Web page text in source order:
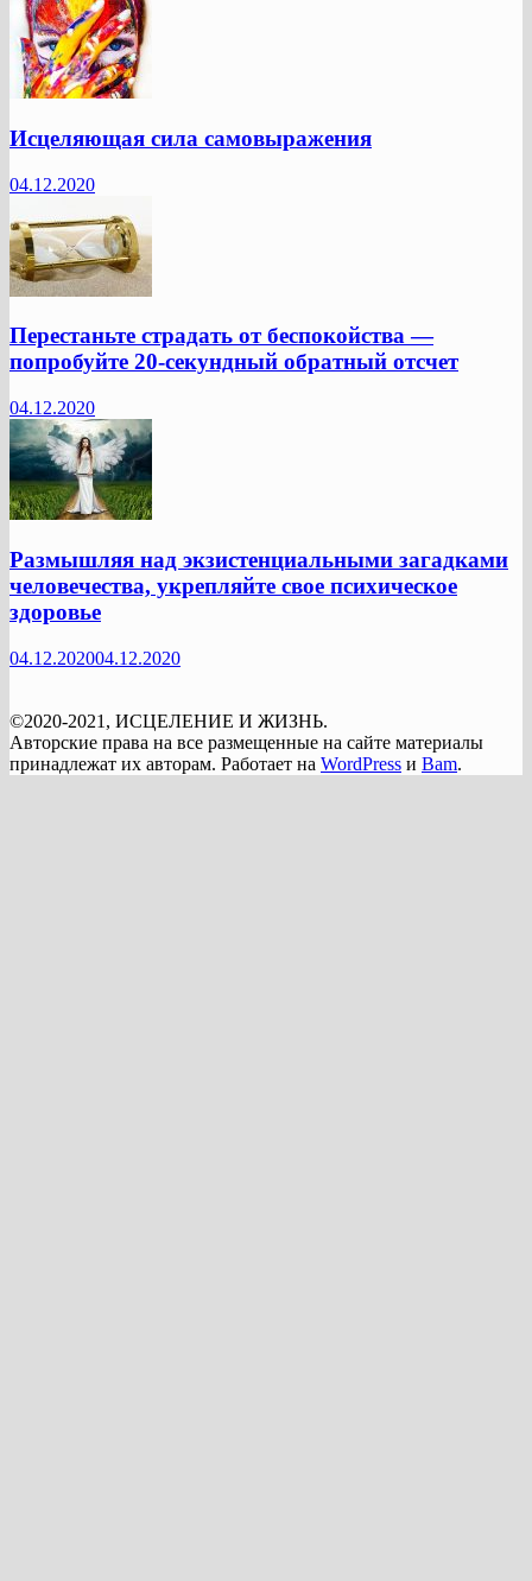
Исцеляющая сила самовыражения
04.12.2020
Перестаньте страдать от беспокойства —
попробуйте 20-секундный обратный отсчет
04.12.2020
Размышляя над экзистенциальными загадками
человечества, укрепляйте свое психическое
здоровье
04.12.202004.12.2020
©2020-2021, ИСЦЕЛЕНИЕ И ЖИЗНЬ.
Авторские права на все размещенные на сайте материалы
принадлежат их авторам. Работает на WordPress и Bam.